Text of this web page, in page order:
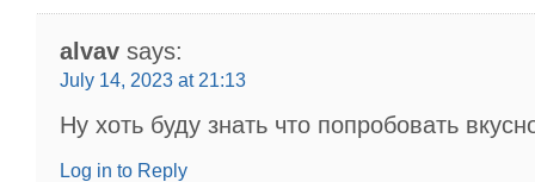
alvav says:
July 14, 2023 at 21:13
Ну хоть буду знать что попробовать
Log in to Reply